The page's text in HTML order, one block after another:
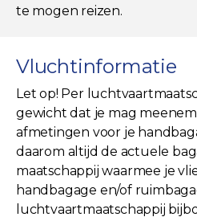
te mogen reizen.
Vluchtinformatie
Let op! Per
gewicht dat je mag
afmetingen voor je
daarom altijd de actuele
maatschappij waarmee je
handbagage en/of
luchtvaartmaatschappij